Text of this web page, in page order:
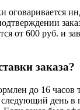
оговаривается
от 600 руб. и
заказа?
до 16 часов
следующий день в